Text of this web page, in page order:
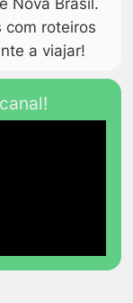
com roteiros
a viajar!